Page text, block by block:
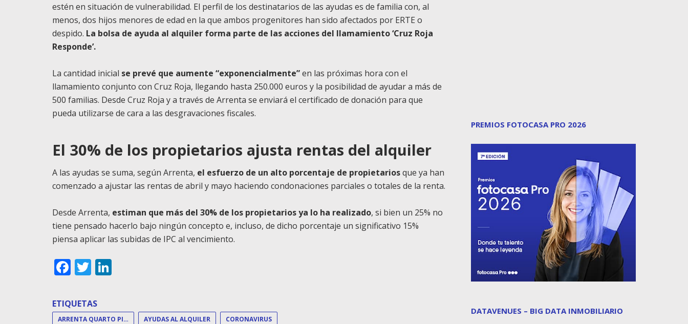
estén en situación de vulnerabilidad. El perfil de los destinatarios de las ayudas es de familia con, al
menos, dos hijos menores de edad en la que ambos progenitores han sido afectados por ERTE o
despido. La bolsa de ayuda al alquiler forma parte de las acciones del llamamiento ‘Cruz Roja
Responde’.
La cantidad inicial se prevé que aumente “exponencialmente”en las próximas hora con el
llamamiento conjunto con Cruz Roja, llegando hasta 250.000 euros y la posibilidad de ayudar a más de
500 familias. Desde Cruz Roja y a través de Arrenta se enviará el certificado de donación para que
pueda utilizarse de cara a las desgravaciones fiscales.
El 30% de los propietarios ajusta rentas del alquiler
A las ayudas se suma, según Arrenta, el esfuerzo de un alto porcentaje de propietariosque ya han
comenzado a ajustar las rentas de abril y mayo haciendo condonaciones parciales o totales de la renta.
Desde Arrenta, estiman que más del 30% de los propietarios ya lo ha realizado, si bien un 25% no
tiene pensado hacerlo bajo ningún concepto e, incluso, de dicho porcentaje un significativo 15%
piensa aplicar las subidas de IPC al vencimiento.
Facebook
Twitter
ETIQUETAS
ARRENTA QUARTO PILAR AYUDAS AL ALQUILER CORONAVIRUS
PREMIOS FOTOCASA PRO 2026
DATAVENUES – BIG DATA INMOBILIARIO